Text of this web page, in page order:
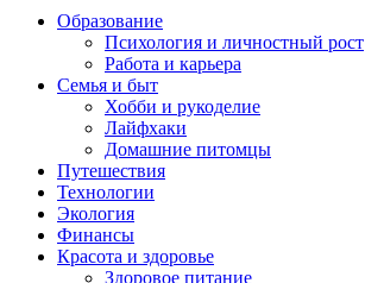
Образование
Психология и личностный рост
Работа и карьера
Семья и быт
Хобби и рукоделие
Лайфхаки
Домашние питомцы
Путешествия
Технологии
Экология
Финансы
Красота и здоровье
Здоровое питание